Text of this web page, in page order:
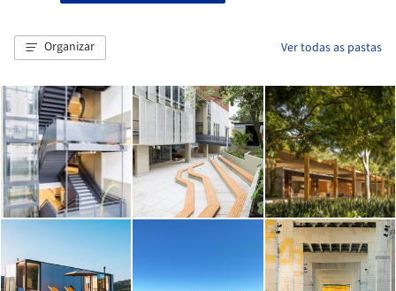
Organizar Ver todas as pastas